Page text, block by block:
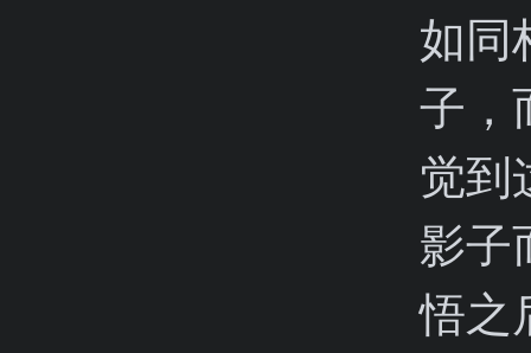
如同
子，
觉到
影子
悟之